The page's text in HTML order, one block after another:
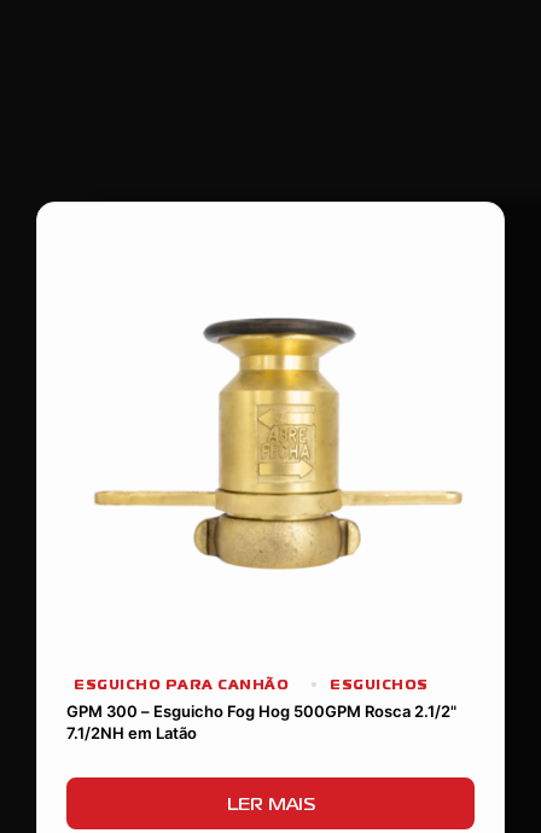
ESGUICHO PARA CANHÃO
ESGUICHOS
GPM 300 – Esguicho Fog Hog 500GPM Rosca 2.1/2"
7.1/2NH em Latão
LER MAIS